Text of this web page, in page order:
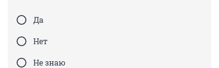
Да
Нет
Не знаю